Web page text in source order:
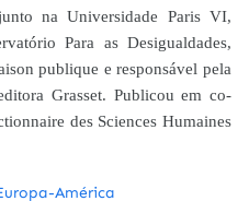
na Universidade Paris VI,
Para as Desigualdades,
publique e responsável pela
Grasset. Publicou em co-
des Sciences Humaines
América